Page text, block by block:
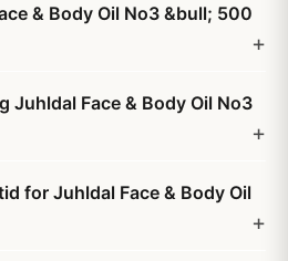
& Body Oil No3 &bull; 500
Juhldal Face & Body Oil No3
for Juhldal Face & Body Oil